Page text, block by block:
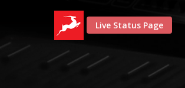
Live Status Page